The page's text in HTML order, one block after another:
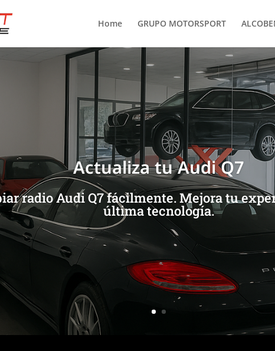
Home GRUPO MOTORSPORT
Actualiza tu Audi Q7
radio Audi Q7 fácilmente. Mejora tu
última tecnología.